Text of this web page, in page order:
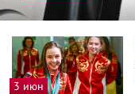
3 июн